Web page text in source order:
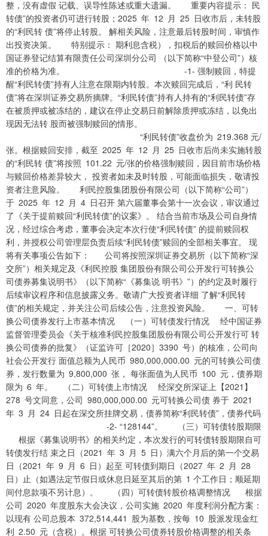
整，没有虚假 记载、误导性陈述或重大遗漏。 重要内容提示： 民
转债”的投资者仍可进行转股；2025 年 12 月 25 日收市后，未转股
的“利民转 债”将停止转股。 解相关风险，注意最后转股时间，审慎作
出投资决策。 特别提示： 期利息含税），扣税后的赎回价格以中
国证券登记结算有限责任公司深圳分公司 （以下简称“中登公司”）核
准的价格为准。 -1- 强制赎回，特提
醒“利民转债”持有人注意在限期内转股。本次赎回完成后，“利 民转
债”将在深圳证券交易所摘牌。“利民转债”持有人持有的“利民转债”存
在被质押或被冻结的，建议在停止交易日前解除质押或冻结，以免出
现因无法转 股而被强制赎回的情形。
“利民转债”收盘价为 219.368 元/
张。根据赎回安排，截至 2025 年 12 月 25 日收市后尚未实施转股
的“利民转 债”将按照 101.22 元/张的价格强制赎回，因目前市场价格
与赎回价格差异较大， 投资者如未及时转股，可能面临损失，敬请投
资者注意风险。 利民控股集团股份有限公司（以下简称“公司”）
于 2025 年 12 月 4 日召开 第六届董事会第十一次会议，审议通过
了《关于提前赎回“利民转债”的议案》。 结合当前市场及公司自身情
况，经过综合考虑，董事会决定本次行使“利民转债” 的提前赎回权
利，并授权公司管理层负责后续“利民转债”赎回的全部相关事宜。 现
将有关事项公告如下： 公司将按照深圳证券交易所（以下简称“深
交所”）相关规定及《利民控股 集团股份有限公司公开发行可转换公
司债券募集说明书》（以下简称“《募集说 明书》”）的约定及时履行
后续审议程序和信息披露义务。敬请广大投资者详细 了解“利民转
债”的相关规定，并关注公司后续公告，注意投资风险。 一、可转
换公司债券发行上市基本情况 （一）可转债发行情况 经中国证券
监督管理委员会《关于核准利民控股集团股份有限公司公开发行可 转
换公司债券的批复》（证监许可［2020］3390 号）的核准，公司向
社会公开发行 面值总额为人民币 980,000,000.00 元的可转换公司债
券，发行数量为 9,800,000 张， 每张面值为人民币 100 元，债券期
限为 6 年。 （二）可转债上市情况 经深交所深证上【2021】
278 号文同意，公司 980,000,000.00 元可转换公司债 券于 2021
年 3 月 24 日起在深交所挂牌交易，债券简称“利民转债”，债券代码
-2- “128144”。 （三）可转债转股期限
根据《募集说明书》的相关约定，本次发行的可转债转股期限自可
转债发行结 束之日（2021 年 3 月 5 日）满六个月后的第一个交易
日（2021 年 9 月 6 日）起至 可转债到期日（2027 年 2 月 28
日）止（如遇法定节假日或休息日延至其后的第 1 个工作日；顺延期
间付息款项不另计息）。 （四）可转债转股价格调整情况 根据
公司 2020 年度股东大会决议，公司实施 2020 年度利润分配方案：
以现有 公司总股本 372,514,441 股为基数，按每 10 股派发现金红
利 2.50 元（含税）。根据 可转换公司债券转股价格调整的相关条